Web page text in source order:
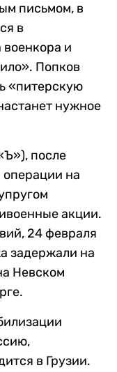
письмом, в
в
и
Попков
«питерскую
нужное
после
операции на
акции.
24 февраля
задержали на
Невском
в Грузии.